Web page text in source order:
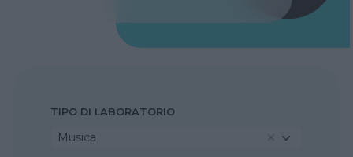
TIPO DI LABORATORIO
Musica